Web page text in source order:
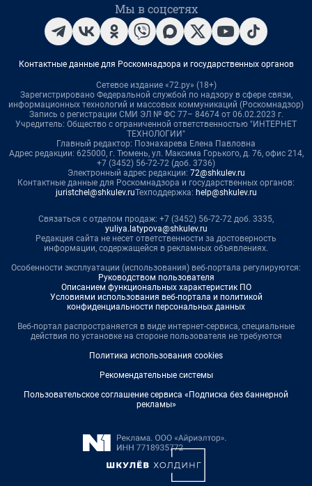
Мы в соцсетях
Контактные данные для Роскомнадзора и государственных органов
Сетевое издание «72.ру» (18+)
Зарегистрировано Федеральной службой по надзору в сфере связи,
информационных технологий и массовых коммуникаций (Роскомнадзор)
Запись о регистрации СМИ ЭЛ № ФС 77– 84674 от 06.02.2023 г.
Учредитель: Общество с ограниченной ответственностью "ИНТЕРНЕТ
ТЕХНОЛОГИИ"
Главный редактор: Познахарева Елена Павловна
Адрес редакции: 625000, г. Тюмень, ул. Максима Горького, д. 76, офис 214,
+7 (3452) 56-72-72 (доб. 3736)
Электронный адрес редакции: 72@shkulev.ru
Контактные данные для Роскомнадзора и государственных органов:
juristchel@shkulev.ruТехподдержка: help@shkulev.ru
Связаться с отделом продаж: +7 (3452) 56-72-72 доб. 3335,
yuliya.latypova@shkulev.ru
Редакция сайта не несет ответственности за достоверность
информации, содержащейся в рекламных объявлениях.
Особенности эксплуатации (использования) веб-портала регулируются:
Руководством пользователя
Описанием функциональных характеристик ПО
Условиями использования веб-портала и политикой
конфиденциальности персональных данных
Веб-портал распространяется в виде интернет-сервиса, специальные
действия по установке на стороне пользователя не требуются
Политика использования cookies
Рекомендательные системы
Пользовательское соглашение сервиса «Подписка без баннерной
рекламы»